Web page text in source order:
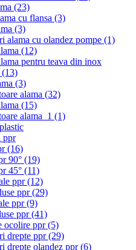
(23)
cu flansa (3)
(3)
alama cu olandez pompe (1)
(12)
pentru teava din inox
(13)
(3)
alama (32)
(15)
alama_1 (1)
ppr
(16)
90° (19)
45° (11)
ppr(12)
ppr(29)
ppr(9)
ppr(41)
ocolire ppr(5)
drepte ppr(29)
drepte olandez ppr(6)